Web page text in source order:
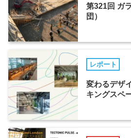
第321回 ガ
団）
レポート
変わるデザ
キングスペ